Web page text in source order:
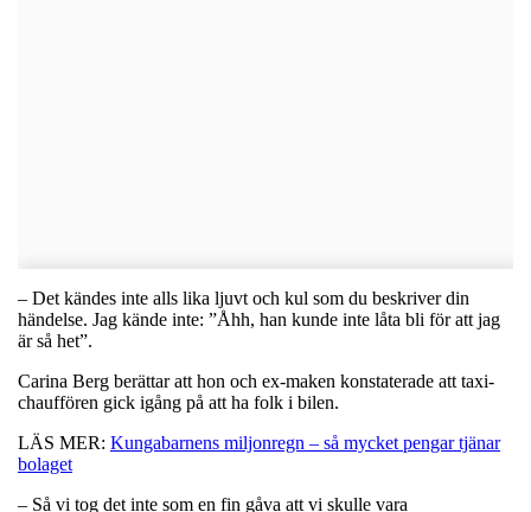
– Det kändes inte alls lika ljuvt och kul som du beskriver din
händelse. Jag kände inte: ”Åhh, han kunde inte låta bli för att jag
är så het”.
Carina Berg berättar att hon och ex-maken konstaterade att taxi-
chauffören gick igång på att ha folk i bilen.
LÄS MER: Kungabarnens miljonregn – så mycket pengar tjänar
bolaget
– Så vi tog det inte som en fin gåva att vi skulle vara